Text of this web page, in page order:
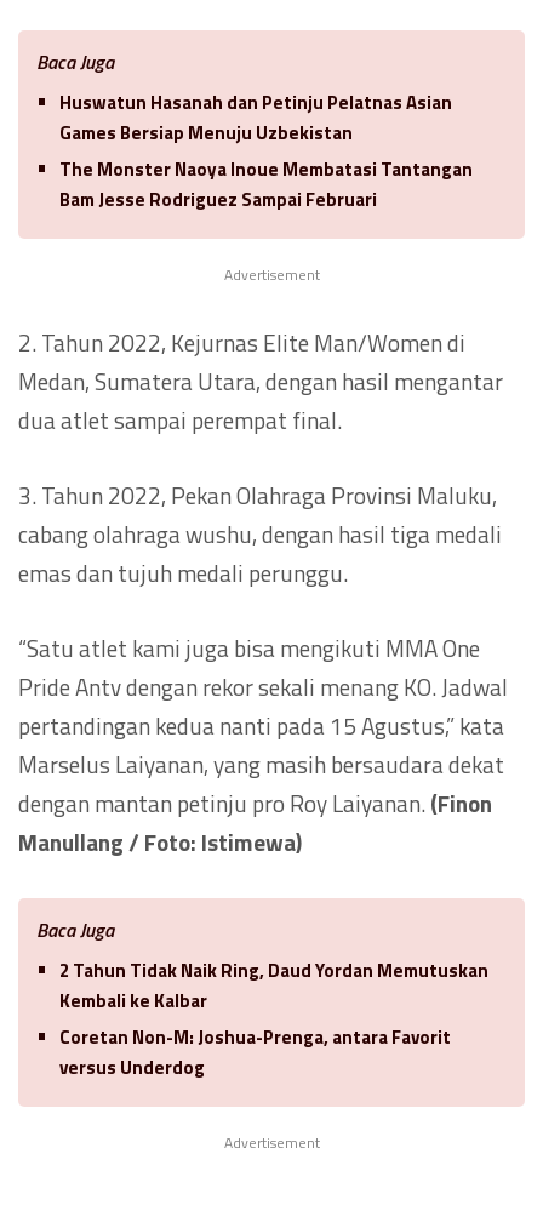
Baca Juga
Huswatun Hasanah dan Petinju Pelatnas Asian
Games Bersiap Menuju Uzbekistan
The Monster Naoya Inoue Membatasi Tantangan
Bam Jesse Rodriguez Sampai Februari
Advertisement
2. Tahun 2022, Kejurnas Elite Man/Women di
Medan, Sumatera Utara, dengan hasil mengantar
dua atlet sampai perempat final.
3. Tahun 2022, Pekan Olahraga Provinsi Maluku,
cabang olahraga wushu, dengan hasil tiga medali
emas dan tujuh medali perunggu.
“Satu atlet kami juga bisa mengikuti MMA One
Pride Antv dengan rekor sekali menang KO. Jadwal
pertandingan kedua nanti pada 15 Agustus,” kata
Marselus Laiyanan, yang masih bersaudara dekat
dengan mantan petinju pro Roy Laiyanan.(Finon
Manullang / Foto: Istimewa)
Baca Juga
2 Tahun Tidak Naik Ring, Daud Yordan Memutuskan
Kembali ke Kalbar
Coretan Non-M: Joshua-Prenga, antara Favorit
versus Underdog
Advertisement